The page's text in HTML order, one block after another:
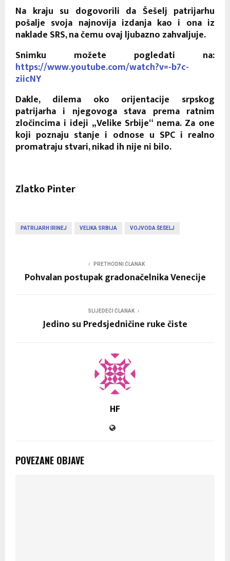
Na kraju su dogovorili da Šešelj patrijarhu
pošalje svoja najnovija izdanja kao i ona iz
naklade SRS, na čemu ovaj ljubazno zahvaljuje.
Snimku možete pogledati na:
https://www.youtube.com/watch?v=-b7c-
ziicNY
Dakle, dilema oko orijentacije srpskog
patrijarha i njegovoga stava prema ratnim
zločincima i ideji „Velike Srbije“ nema. Za one
koji poznaju stanje i odnose u SPC i realno
promatraju stvari, nikad ih nije ni bilo.
Zlatko Pinter
PATRIJARH IRINEJ VELIKA SRBIJA VOJVODA ŠEŠELJ
PRETHODNI ČLANAK
Pohvalan postupak gradonačelnika Venecije
SLIJEDEĆI ČLANAK
Jedino su Predsjedničine ruke čiste
HF
POVEZANE OBJAVE